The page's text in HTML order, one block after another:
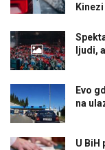
ljudi,
Evo
na
U BiH